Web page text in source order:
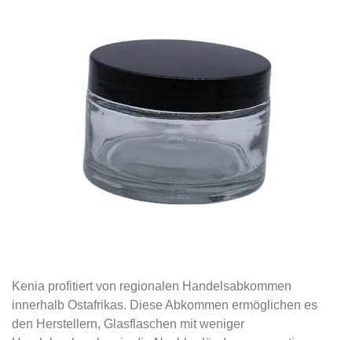
Kenia profitiert von regionalen Handelsabkommen
innerhalb Ostafrikas. Diese Abkommen ermöglichen es
den Herstellern, Glasflaschen mit weniger